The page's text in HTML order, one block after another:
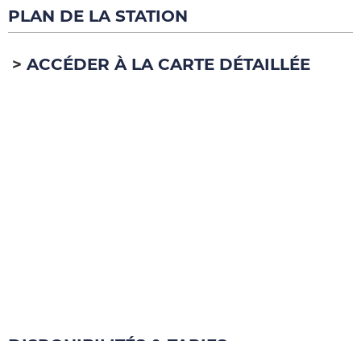
PLAN DE LA STATION
ACCÉDER À LA CARTE DÉTAILLÉE